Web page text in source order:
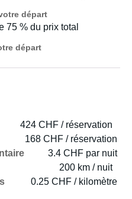
départ
75 % du prix total
départ
424 CHF / réservation
168 CHF / réservation
3.4 CHF par nuit
200 km / nuit
0.25 CHF / kilomètre